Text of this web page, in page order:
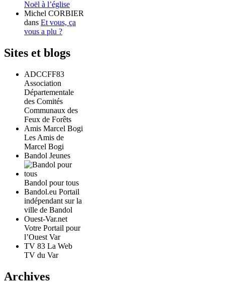
Noël à l’église
Michel CORBIER
dans Et vous, ça
vous a plu ?
Sites et blogs
ADCCFF83
Association
Départementale
des Comités
Communaux des
Feux de Forêts
Amis Marcel Bogi
Les Amis de
Marcel Bogi
Bandol Jeunes
Bandol pour tous
Bandol.eu Portail
indépendant sur la
ville de Bandol
Ouest-Var.net
Votre Portail pour
l’Ouest Var
TV 83 La Web
TV du Var
Archives